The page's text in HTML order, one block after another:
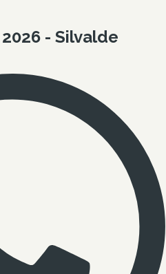
- Silvalde